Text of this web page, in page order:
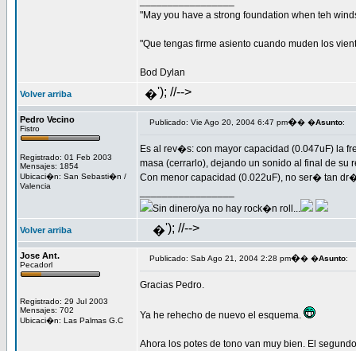
"May you have a strong foundation when teh
"Que tengas firme asiento cuando muden los
Bod Dylan
Volver arriba �'); //-->
Pedro Vecino
Fistro
Registrado: 01 Feb 2003
Mensajes: 1854
Ubicaci�n: San Sebasti�n /
Valencia
Publicado: Vie Ago 20, 2004 6:47 pm�� �Asunto:
Es al rev�s: con mayor capacidad (0.047uF) la
masa (cerrarlo), dejando un sonido al final de
Con menor capacidad (0.022uF), no ser� tan
Sin dinero/ya no hay rock�n roll...
Volver arriba �'); //-->
Jose Ant.
Pecadorl
Registrado: 29 Jul 2003
Mensajes: 702
Ubicaci�n: Las Palmas G.C
Publicado: Sab Ago 21, 2004 2:28 pm�� �Asunto:
Gracias Pedro.
Ya he rehecho de nuevo el esquema.
Ahora los potes de tono van muy bien. El